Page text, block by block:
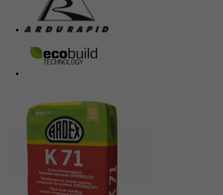
Anbieter Google reCAPTCHA
reCAPTCHA setzt ein notwendiges Cookie